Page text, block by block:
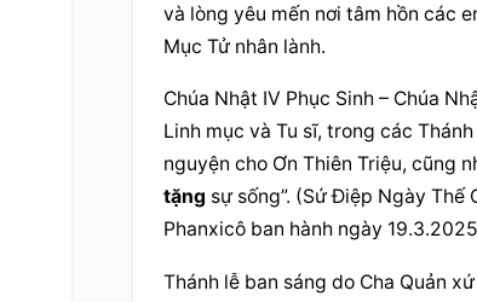
và lòng yêu mến nơi tâm hồn các
Mục Tử nhân lành.
Chúa Nhật IV Phục Sinh – Chúa
Linh mục và Tu sĩ, trong các
nguyện cho Ơn Thiên Triệu, cũng
tặng sự sống”. (Sứ Điệp Ngày
Phanxicô ban hành ngày
Thánh lễ ban sáng do Cha Quản